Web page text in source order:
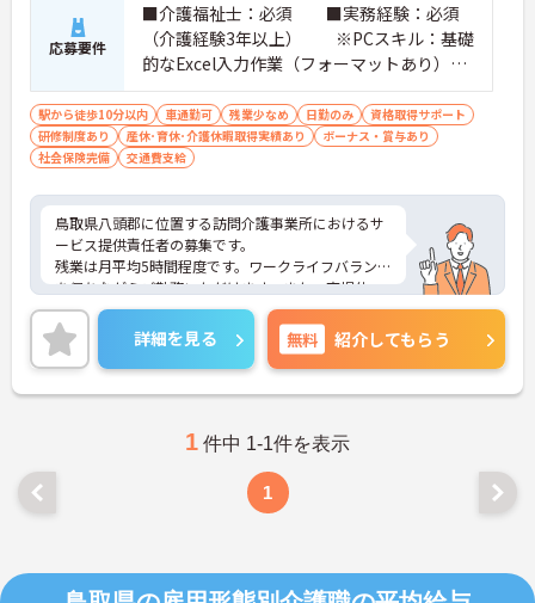
応募要件
■介護福祉士：必須 ■実務経験：必須
（介護経験3年以上） ※PCスキル：基礎
的なExcel入力作業（フォーマットあり）
■普通自動車運転免許：必須
駅から徒歩10分以内 車通勤可 残業少なめ 日勤のみ
資格取得サポート
研修制度あり
産休･育休･介護休暇取得実績あり
ボーナス・賞与あり
社会保険完備
交通費支給
鳥取県八頭郡に位置する訪問介護事業所におけるサ
ービス提供責任者の募集です。
残業は月平均5時間程度です。ワークライフバランス
を保ちながらご勤務いただけます。また、育児休
業・介護休業・看護休暇の取得実績があり、ライフ
ステージが変化しても働ける職場環境です。
ご興味のある方には、面接対策ポイントなど、さら
に詳細をご案内しますのでお気軽にご相談くださ
い！
詳細を見る 無料 紹介してもらう
1 件中 1-1件を表示
1